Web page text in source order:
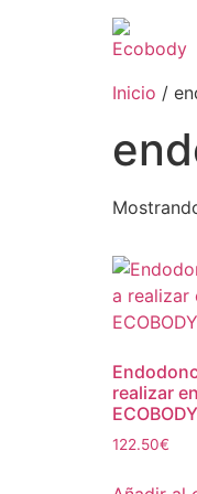
Inicio /
realizar
122.50€